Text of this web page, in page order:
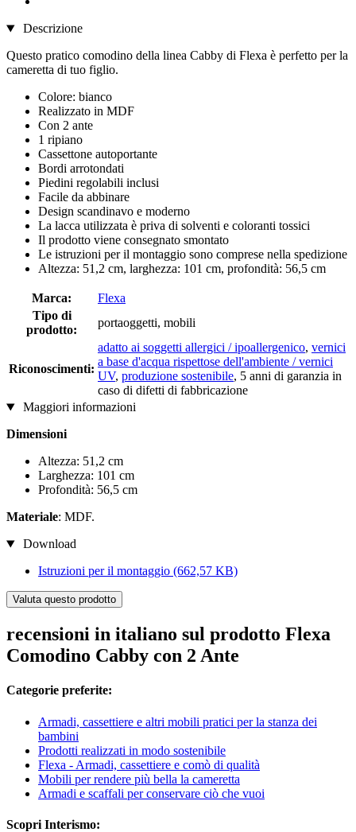
Descrizione
Questo pratico comodino della linea Cabby di Flexa è perfetto per la
cameretta di tuo figlio.
Colore: bianco
Realizzato in MDF
Con 2 ante
1 ripiano
Cassettone autoportante
Bordi arrotondati
Piedini regolabili inclusi
Facile da abbinare
Design scandinavo e moderno
La lacca utilizzata è priva di solventi e coloranti tossici
Il prodotto viene consegnato smontato
Le istruzioni per il montaggio sono comprese nella spedizione
Altezza: 51,2 cm, larghezza: 101 cm, profondità: 56,5 cm
Marca:
Flexa
Tipo di
prodotto:
portaoggetti, mobili
Riconoscimenti:
adatto ai soggetti allergici / ipoallergenico, vernici
a base d'acqua rispettose dell'ambiente / vernici
UV, produzione sostenibile, 5 anni di garanzia in
caso di difetti di fabbricazione
Maggiori informazioni
Dimensioni
Altezza: 51,2 cm
Larghezza: 101 cm
Profondità: 56,5 cm
Materiale: MDF.
Download
Istruzioni per il montaggio (662,57 KB)
Valuta questo prodotto
recensioni in italiano sul prodotto Flexa
Comodino Cabby con 2 Ante
Categorie preferite:
Armadi, cassettiere e altri mobili pratici per la stanza dei
bambini
Prodotti realizzati in modo sostenibile
Flexa - Armadi, cassettiere e comò di qualità
Mobili per rendere più bella la cameretta
Armadi e scaffali per conservare ciò che vuoi
Scopri Interismo: